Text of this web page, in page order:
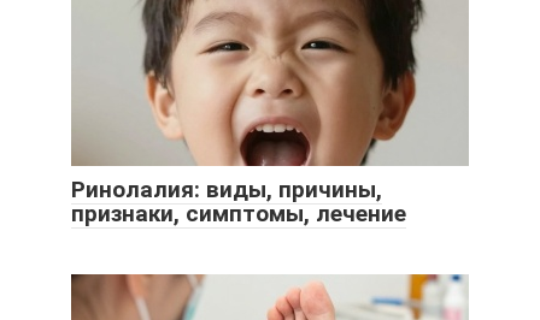
Ринолалия: виды, причины,
признаки, симптомы, лечение